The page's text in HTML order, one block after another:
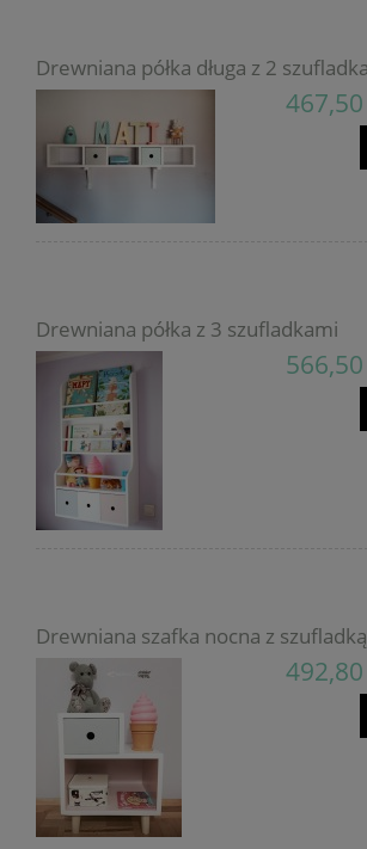
Drewniana półka długa z 2
467,50
Drewniana półka z 3 szufladkami
566,50
Drewniana szafka nocna z szufladką
492,80